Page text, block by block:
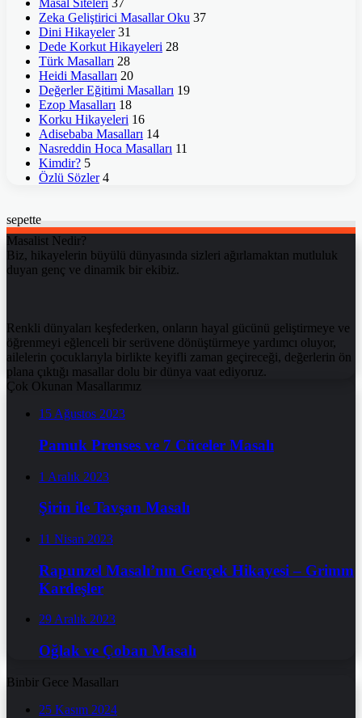
Masal Siteleri 37
Zeka Geliştirici Masallar Oku 37
Dini Hikayeler 31
Dede Korkut Hikayeleri 28
Türk Masalları 28
Heidi Masalları 20
Değerler Eğitimi Masalları 19
Ezop Masalları 18
Korku Hikayeleri 16
Adisebaba Masalları 14
Nasreddin Hoca Masalları 11
Kimdir? 5
Özlü Sözler 4
sepette
Masalist Nedir?
Biz, hikayelerin büyülü dünyasında sizleri ağırlamaktan mutluluk
duyan genç ve dinamik bir ekibiz.
Renkli dünyaları keşfederken, onların hayal gücünü geliştirmeye ve
öğrenmeyi eğlenceli bir serüvene dönüştürmeye yardımcı oluyor,
ailelerin çocuklarıyla birlikte keyifli zaman geçireceği, değerlerin ön
plana çıktığı masallar dolu bir dünya vaat ediyoruz.
Çok Okunan Masallarımız
15 Ağustos 2023
Pamuk Prenses ve 7 Cüceler Masalı
1 Aralık 2023
Şirin ile Tavşan Masalı
11 Nisan 2023
Rapunzel Masalı’nın Gerçek Hikayesi – Grimm
Kardeşler
29 Aralık 2023
Oğlak ve Çoban Masalı
Binbir Gece Masalları
25 Kasım 2024